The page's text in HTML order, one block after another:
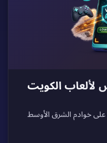
لألعاب الكويت
على خوادم الشرق الأوسط